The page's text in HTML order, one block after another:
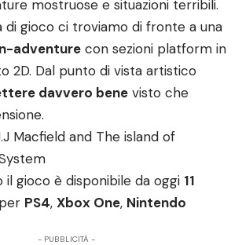
mostruose e situazioni terribili.
gioco ci troviamo di fronte a una
adventure con sezioni platform in
2D. Dal punto di vista artistico
davvero bene visto che
gioco è disponibile da oggi 11
per PS4, Xbox One, Nintendo
- PUBBLICITÀ -